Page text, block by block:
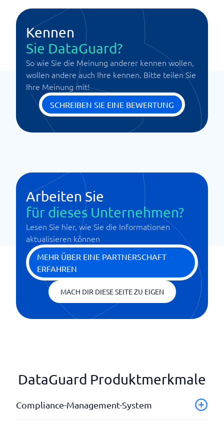
Kennen
Sie DataGuard?
So wie Sie die Meinung anderer kennen wollen,
wollen andere auch Ihre kennen. Bitte teilen Sie
Ihre Meinung mit!
SCHREIBEN SIE EINE BEWERTUNG
Arbeiten Sie
für dieses Unternehmen?
Lesen Sie hier, wie Sie die Informationen
aktualisieren können
MEHR ÜBER EINE PARTNERSCHAFT
ERFAHREN
MACH DIR DIESE SEITE ZU EIGEN
DataGuard Produktmerkmale
Compliance-Management-System